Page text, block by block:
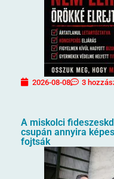
2026-08-08 3
A miskolci
csupán annyira
fojtsák